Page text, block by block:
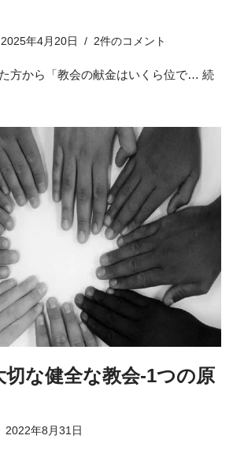
2025年4月20日 2件のコメント
方から「教会の献金はいくら位で… 続
切な健全な教会-1つの原
2022年8月31日